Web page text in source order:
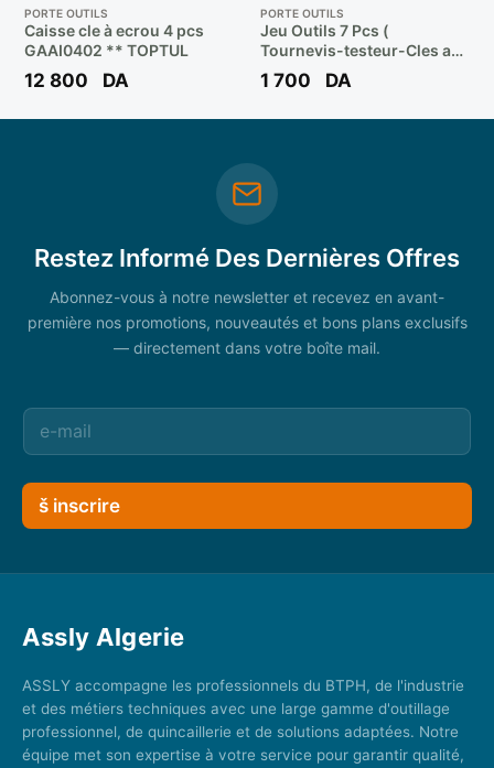
PORTE OUTILS
Caisse cle à ecrou 4 pcs
GAAI0402 ** TOPTUL
12 800 DA
PORTE OUTILS
Jeu Outils 7 Pcs (
Tournevis-testeur-Cles a
Molette-Cutters-Pince
Universelle-Triple metre 03
1 700 DA
Restez Informé Des Dernières Offres
Abonnez-vous à notre newsletter et recevez en avant-
première nos promotions, nouveautés et bons plans exclusifs
— directement dans votre boîte mail.
š inscrire
Assly Algerie
ASSLY accompagne les professionnels du BTPH, de l'industrie
et des métiers techniques avec une large gamme d'outillage
professionnel, de quincaillerie et de solutions adaptées. Notre
équipe met son expertise à votre service pour garantir qualité,